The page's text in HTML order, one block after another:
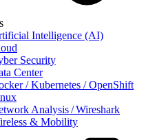
Intelligence (AI)
Security
Center
/ Kubernetes / OpenShift
Analysis / Wireshark
& Mobility